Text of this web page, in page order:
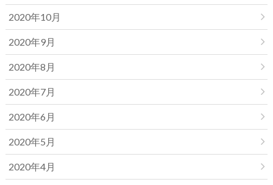
2020年10月
2020年9月
2020年8月
2020年7月
2020年6月
2020年5月
2020年4月